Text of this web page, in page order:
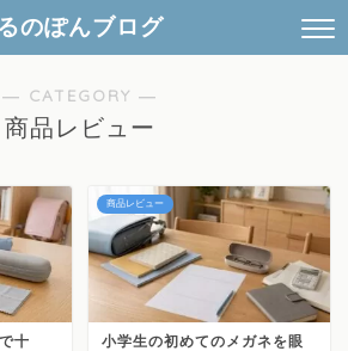
るのぽんブログ
― CATEGORY ―
商品レビュー
十
商品レビュー
小学生の初めてのメガネを眼